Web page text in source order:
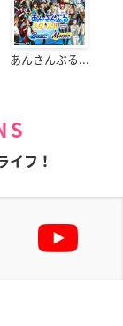
あんさんぶる...
イフ！